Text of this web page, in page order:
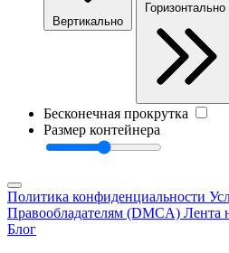
Вертикально
Горизонтально
Бесконечная прокрутка
Размер контейнера
Политика конфиденциальности
Правообладателям (DMCA) Лента
Блог